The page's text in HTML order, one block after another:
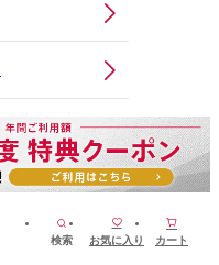
検索 お気に入り カート